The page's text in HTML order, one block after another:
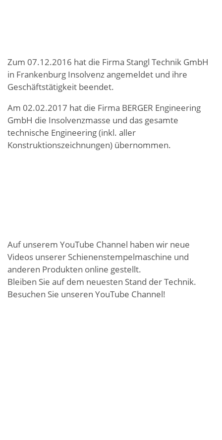
Zum 07.12.2016 hat die Firma Stangl Technik GmbH
in Frankenburg Insolvenz angemeldet und ihre
Geschäftstätigkeit beendet.
Am 02.02.2017 hat die Firma BERGER Engineering
GmbH die Insolvenzmasse und das gesamte
technische Engineering (inkl. aller
Konstruktionszeichnungen) übernommen.
Auf unserem YouTube Channel haben wir neue
Videos unserer Schienenstempelmaschine und
anderen Produkten online gestellt.
Bleiben Sie auf dem neuesten Stand der Technik.
Besuchen Sie unseren YouTube Channel!